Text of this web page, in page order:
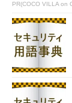
PR(COCO VILLA on